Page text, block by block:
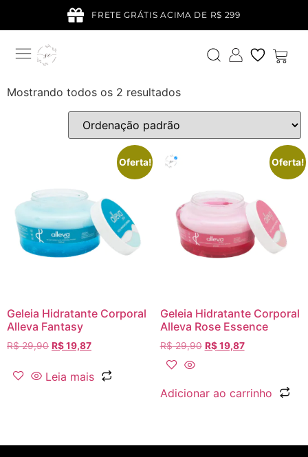
FRETE GRÁTIS ACIMA DE R$ 299
Mostrando todos os 2 resultados
Oferta!
Geleia Hidratante Corporal
Alleva Fantasy
R$29,90 R$19,87
Leia mais
Oferta!
Geleia Hidratante Corporal
Alleva Rose Essence
R$29,90 R$19,87
Adicionar ao carrinho